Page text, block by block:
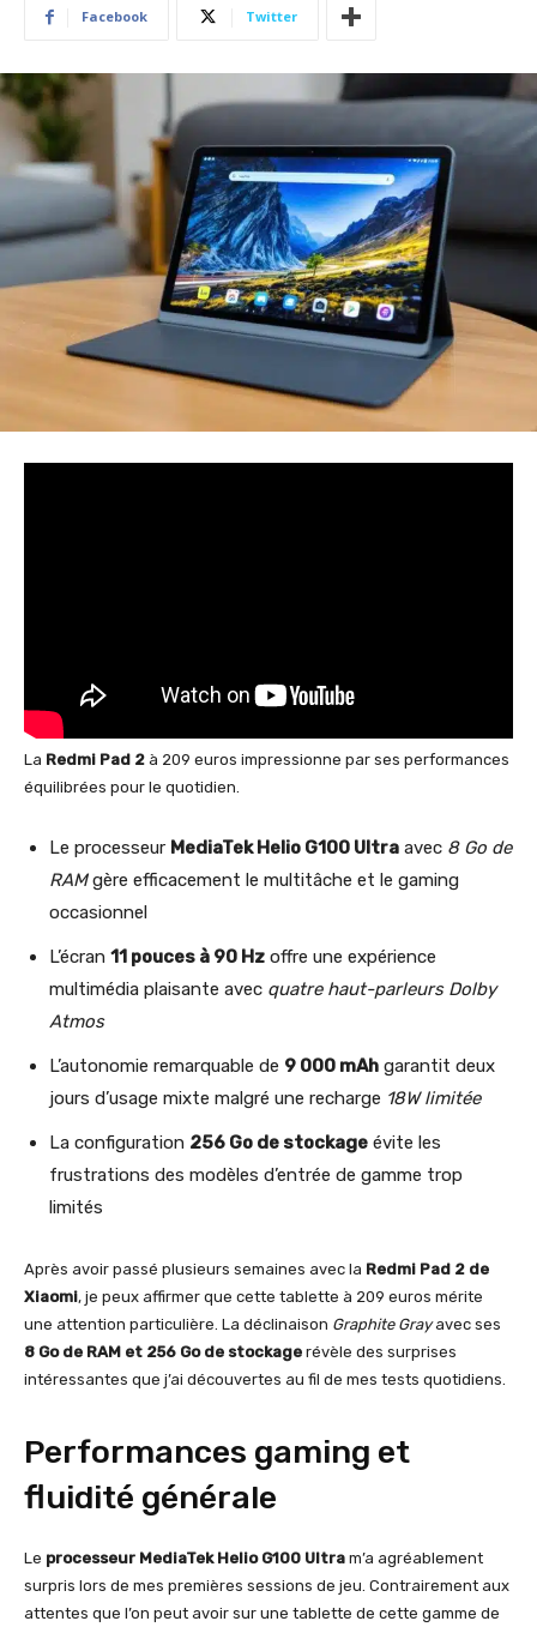
Facebook Twitter
La Redmi Pad 2 à 209 euros impressionne par ses performances
équilibrées pour le quotidien.
Le processeur MediaTek Helio G100 Ultra avec 8 Go de
RAMgère efficacement le multitâche et le gaming
occasionnel
L’écran 11 pouces à 90 Hz offre une expérience
multimédia plaisante avec quatre haut-parleurs Dolby
Atmos
L’autonomie remarquable de 9 000 mAh garantit deux
jours d’usage mixte malgré une recharge 18W limitée
La configuration 256 Go de stockage évite les
frustrations des modèles d’entrée de gamme trop
limités
Après avoir passé plusieurs semaines avec la Redmi Pad 2 de
Xiaomi, je peux affirmer que cette tablette à 209 euros mérite
une attention particulière. La déclinaison Graphite Grayavec ses
8 Go de RAM et 256 Go de stockage révèle des surprises
intéressantes que j’ai découvertes au fil de mes tests quotidiens.
Performances gaming et
fluidité générale
Le processeur MediaTek Helio G100 Ultra m’a agréablement
surpris lors de mes premières sessions de jeu. Contrairement aux
attentes que l’on peut avoir sur une tablette de cette gamme de